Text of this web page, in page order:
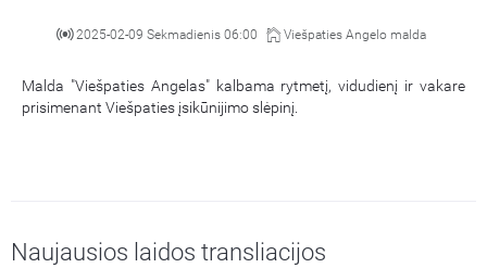
2025-02-09 Sekmadienis 06:00 Viešpaties Angelo malda
Malda "Viešpaties Angelas" kalbama rytmetį, vidudienį ir vakare
prisimenant Viešpaties įsikūnijimo slėpinį.
Naujausios laidos transliacijos